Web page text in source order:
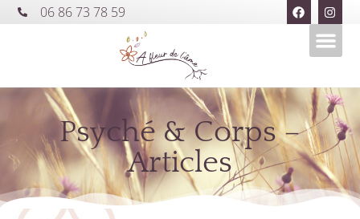
06 86 73 78 59
Psyché & Corps –
Articles